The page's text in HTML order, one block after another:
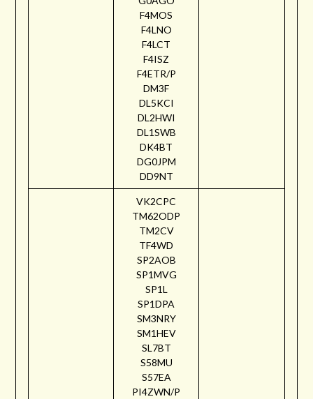
F4MOS
F4LNO
F4LCT
F4ISZ
F4ETR/P
DM3F
DL5KCI
DL2HWI
DL1SWB
DK4BT
DG0JPM
DD9NT
VK2CPC
TM62ODP
TM2CV
TF4WD
SP2AOB
SP1MVG
SP1L
SP1DPA
SM3NRY
SM1HEV
SL7BT
S58MU
S57EA
PI4ZWN/P